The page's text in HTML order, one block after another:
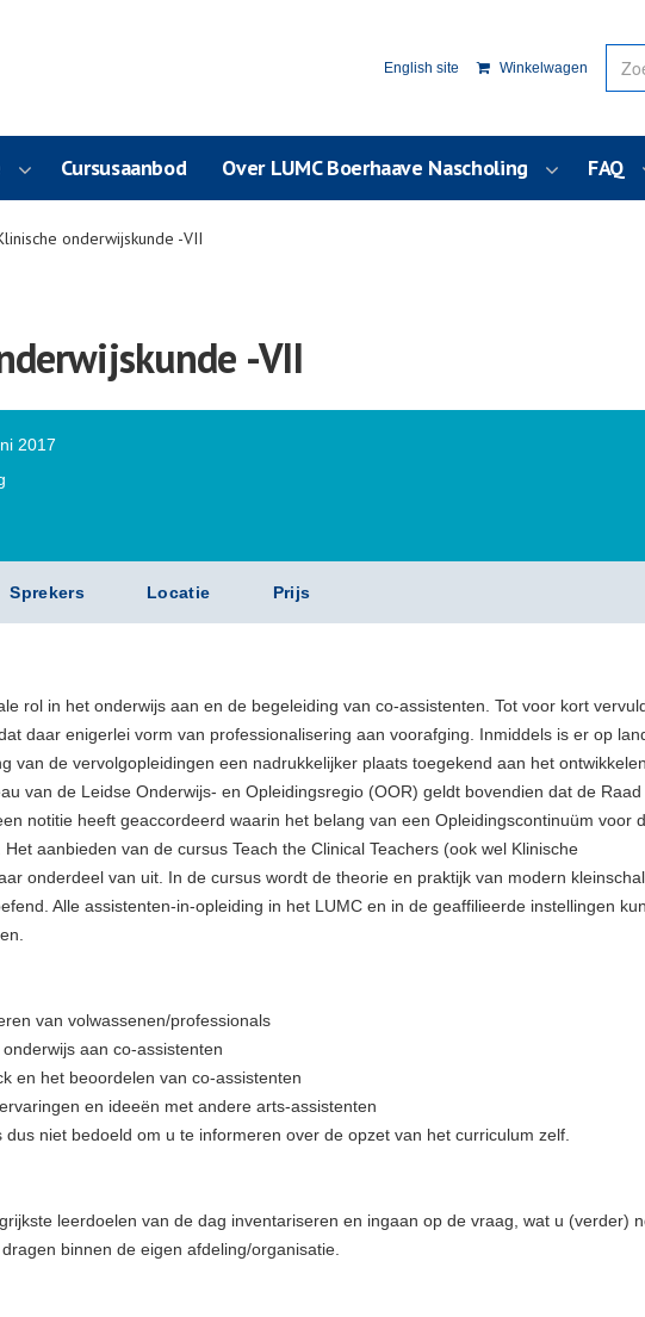
English site Winkelwagen
Cursusaanbod Over LUMC Boerhaave Nascholing FAQ
onderwijskunde -VII
-VII
2017
Sprekers Locatie Prijs
rol in het onderwijs aan en de begeleiding van co-assistenten. Tot voor kort
daar enigerlei vorm van professionalisering aan voorafging. Inmiddels is er op
van de vervolgopleidingen een nadrukkelijker plaats toegekend aan het ontwikkelen
van de Leidse Onderwijs- en Opleidingsregio (OOR) geldt bovendien dat de Raad
notitie heeft geaccordeerd waarin het belang van een Opleidingscontinuüm voor
aanbieden van de cursus Teach the Clinical Teachers (ook wel Klinische
onderdeel van uit. In de cursus wordt de theorie en praktijk van modern
Alle assistenten-in-opleiding in het LUMC en in de geaffilieerde instellingen
van volwassenen/professionals
aan co-assistenten
en het beoordelen van co-assistenten
en ideeën met andere arts-assistenten
niet bedoeld om u te informeren over de opzet van het curriculum zelf.
leerdoelen van de dag inventariseren en ingaan op de vraag, wat u (verder)
binnen de eigen afdeling/organisatie.